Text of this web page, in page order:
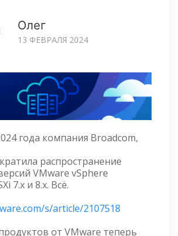
Олег
13 ФЕВРАЛЯ 2024
года компания Broadcom,
распространение
VMware vSphere
7.x и 8.x. Всё.
s/article/2107518
от VMware теперь